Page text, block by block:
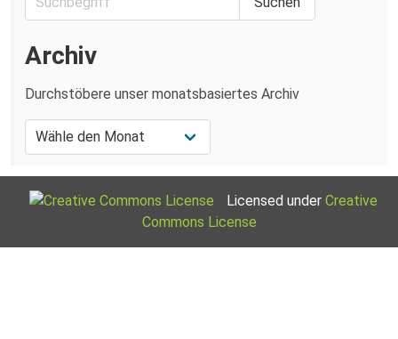
Archiv
Durchstöbere unser monatsbasiertes Archiv
Licensed under Creative
Commons License